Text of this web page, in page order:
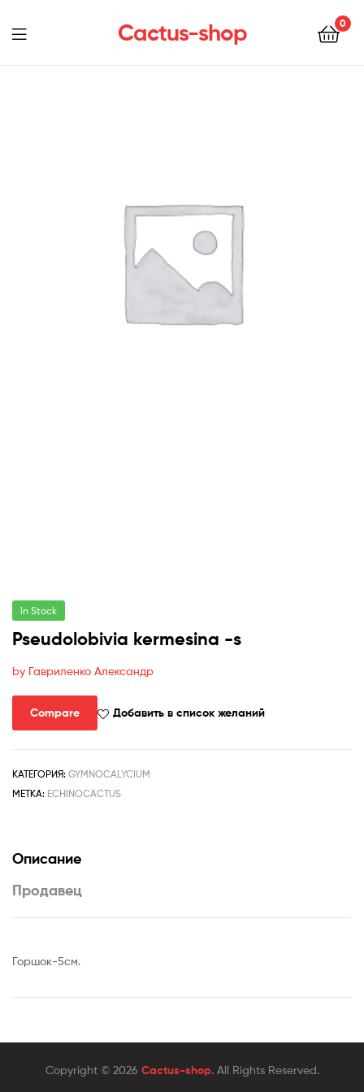
Cactus-shop 0
Menu
In Stock
Pseudolobivia kermesina -s
by Гавриленко Александр
Compare Добавить в список желаний
КАТЕГОРИЯ: GYMNOCALYCIUM
МЕТКА: ECHINOCACTUS
Описание
Продавец
Горшок-5см.
Copyright © 2026 Cactus-shop. All Rights Reserved.